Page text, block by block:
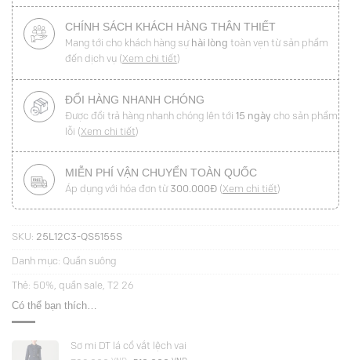
CHÍNH SÁCH KHÁCH HÀNG THÂN THIẾT
Mang tới cho khách hàng sự hài lòng toàn vẹn từ sản phẩm
đến dịch vụ (Xem chi tiết)
ĐỔI HÀNG NHANH CHÓNG
Được đổi trả hàng nhanh chóng lên tới 15 ngày cho sản phẩm
lỗi (Xem chi tiết)
MIỄN PHÍ VẬN CHUYỂN TOÀN QUỐC
Áp dụng với hóa đơn từ 300.000Đ(Xem chi tiết)
SKU: 25L12C3-QS5155S
Danh mục: Quần suông
Thẻ: 50%, quần sale, T2 26
Có thể bạn thích…
Sơ mi DT lá cổ vắt lệch vai